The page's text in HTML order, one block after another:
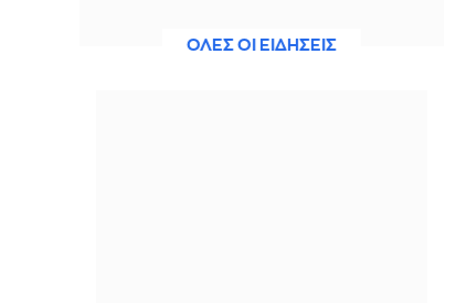
απελευθερώθηκαν σε επιχείρηση-
ΟΛΕΣ ΟΙ ΕΙΔΗΣΕΙΣ